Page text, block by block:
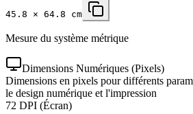
45.8 × 64.8 cm
Mesure du système métrique
Dimensions Numériques (Pixels)
Dimensions en pixels pour différents
le design numérique et l'impression
72 DPI (Écran)